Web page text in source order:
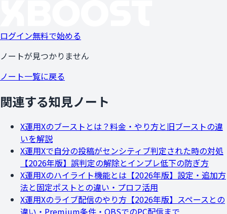
ログイン無料で始める
ノートが見つかりません
ノート一覧に戻る
関連する知見ノート
X運用Xのブーストとは？料金・やり方と旧ブーストの違
いを解説
X運用Xで自分の投稿がセンシティブ判定された時の対処
【2026年版】誤判定の解除とインプレ低下の防ぎ方
X運用Xのハイライト機能とは【2026年版】設定・追加方
法と固定ポストとの違い・プロフ活用
X運用Xのライブ配信のやり方【2026年版】スペースとの
違い・Premium条件・OBSでのPC配信まで